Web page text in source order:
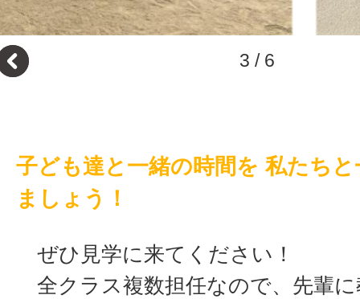
3 / 6
子ども達と一緒の時間を 私たち
ましょう！
ぜひ見学に来てください！
全クラス複数担任なので、先輩